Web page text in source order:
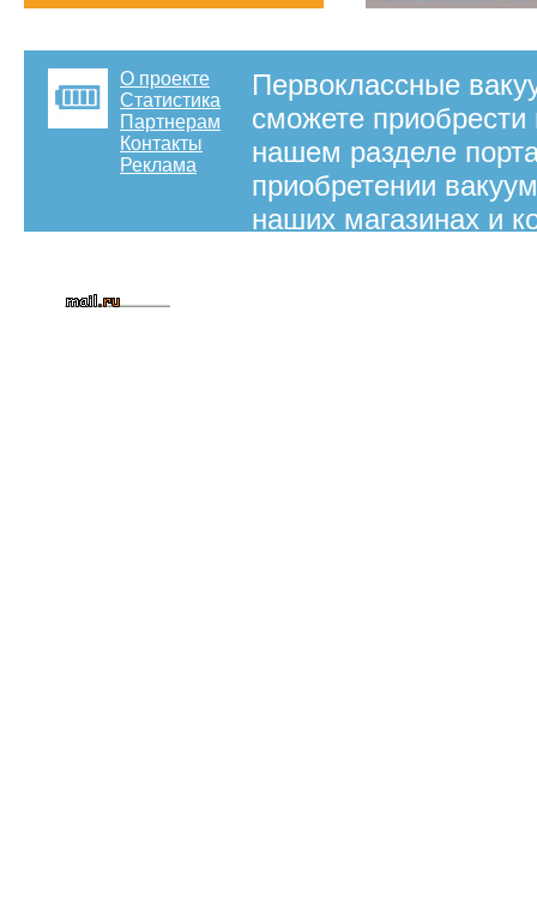
О проекте
Статистика
Партнерам
Контакты
Реклама
Первоклассные
сможете
нашем разделе
приобретении
наших магазинах и